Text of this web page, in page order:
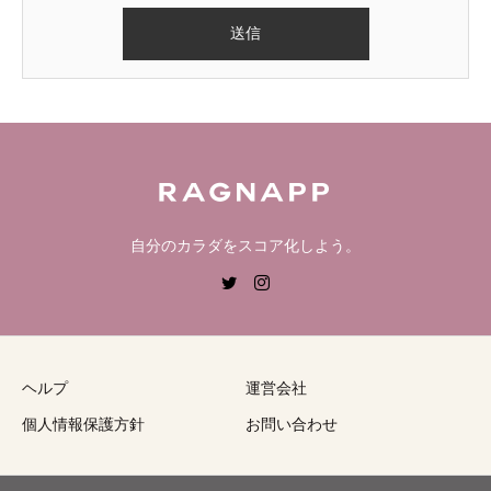
自分のカラダをスコア化しよう。
ヘルプ
運営会社
個人情報保護方針
お問い合わせ